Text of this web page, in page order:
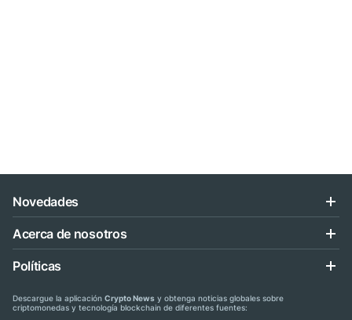
Novedades
Acerca de nosotros
Políticas
Descargue la aplicación Crypto News y obtenga noticias globales sobre
criptomonedas y tecnología blockchain de diferentes fuentes: